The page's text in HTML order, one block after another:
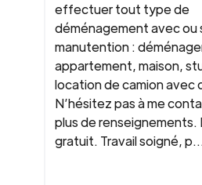
effectuer tout type de
déménagement avec ou
manutention :
appartement, maison,
location de camion avec
N’hésitez pas à me
plus de renseignements.
gratuit. Travail soigné, p...